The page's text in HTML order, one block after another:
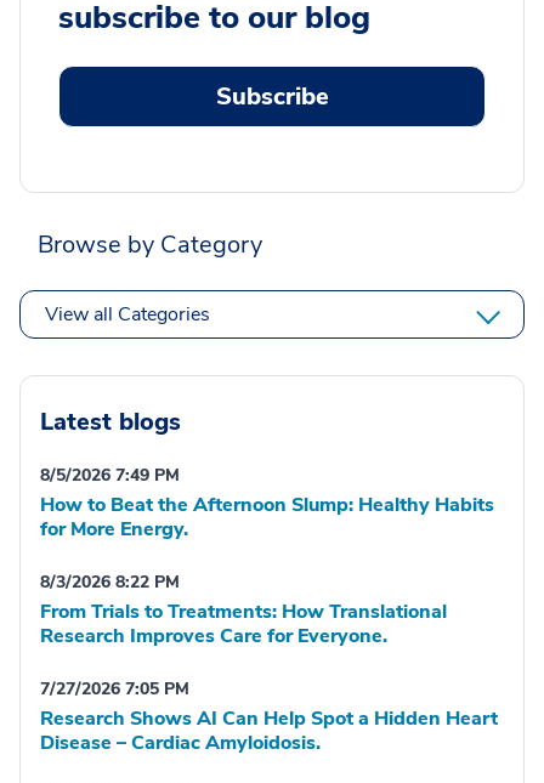
subscribe to our blog
Subscribe
Browse by Category
View all Categories
Latest blogs
8/5/2026 7:49 PM
How to Beat the Afternoon Slump: Healthy Habits
for More Energy.
8/3/2026 8:22 PM
From Trials to Treatments: How Translational
Research Improves Care for Everyone.
7/27/2026 7:05 PM
Research Shows AI Can Help Spot a Hidden Heart
Disease – Cardiac Amyloidosis.